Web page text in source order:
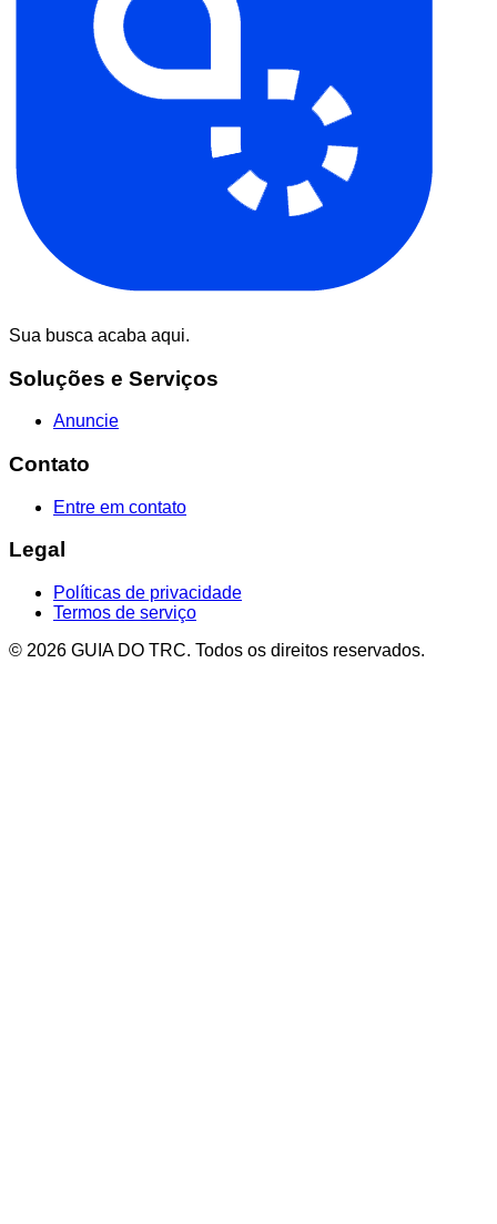
Sua busca acaba aqui.
Soluções e Serviços
Anuncie
Contato
Entre em contato
Legal
Políticas de privacidade
Termos de serviço
© 2026 GUIA DO TRC. Todos os direitos reservados.